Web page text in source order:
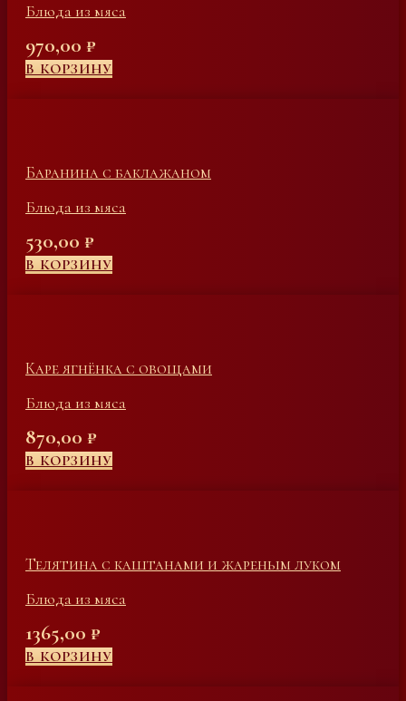
Блюда из мяса
970,00 ₽
В КОРЗИНУ
Баранина с баклажаном
Блюда из мяса
530,00 ₽
В КОРЗИНУ
Каре ягнёнка с овощами
Блюда из мяса
870,00 ₽
В КОРЗИНУ
Телятина с каштанами и жареным луком
Блюда из мяса
1365,00 ₽
В КОРЗИНУ